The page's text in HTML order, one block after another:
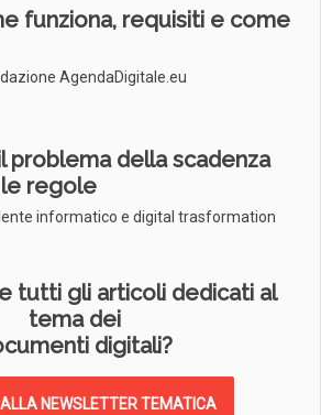
funziona, requisiti e come
AgendaDigitale.eu
problema della scadenza
regole
informatico e digital trasformation
tutti gli articoli dedicati al
tema dei
digitali?
ALLA NEWSLETTER TEMATICA